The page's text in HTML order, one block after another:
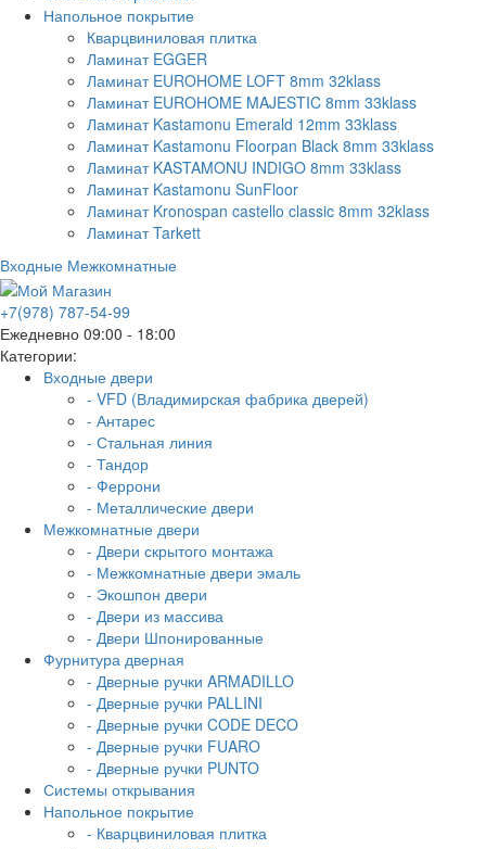
Напольное покрытие
Кварцвиниловая плитка
Ламинат EGGER
Ламинат EUROHOME LOFT 8mm 32klass
Ламинат EUROHOME MAJESTIC 8mm 33klass
Ламинат Kastamonu Emerald 12mm 33klass
Ламинат Kastamonu Floorpan Black 8mm 33klass
Ламинат KASTAMONU INDIGO 8mm 33klass
Ламинат Kastamonu SunFloor
Ламинат Kronospan castello classic 8mm 32klass
Ламинат Tarkett
Входные Межкомнатные
+7(978) 787-54-99
Ежедневно 09:00 - 18:00
Категории:
Входные двери
- VFD (Владимирская фабрика дверей)
- Антарес
- Стальная линия
- Тандор
- Феррони
- Металлические двери
Межкомнатные двери
- Двери скрытого монтажа
- Межкомнатные двери эмаль
- Экошпон двери
- Двери из массива
- Двери Шпонированные
Фурнитура дверная
- Дверные ручки ARMADILLO
- Дверные ручки PALLINI
- Дверные ручки CODE DECO
- Дверные ручки FUARO
- Дверные ручки PUNTO
Системы открывания
Напольное покрытие
- Кварцвиниловая плитка